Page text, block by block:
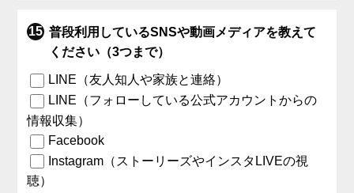
普段利用しているSNSや動画メディアを教えて
ください（3つまで）
LINE（友人知人や家族と連絡）
LINE（フォローしている公式アカウントからの
情報収集）
Facebook
Instagram（ストーリーズやインスタLIVEの視
聴）